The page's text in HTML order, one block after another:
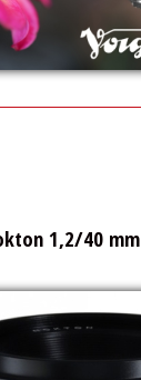
1,2/40 mm